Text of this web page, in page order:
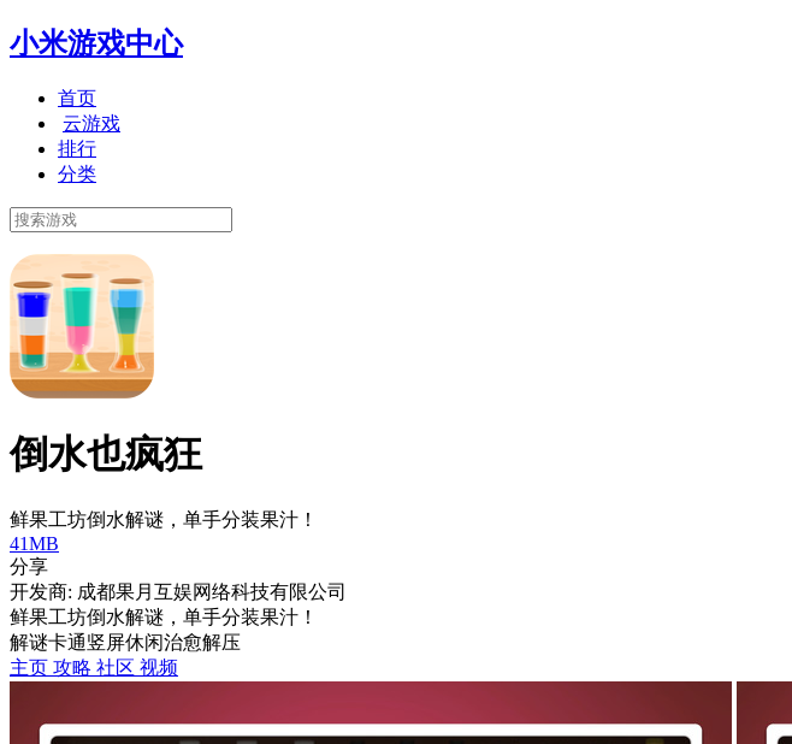
小米游戏中心
首页
云游戏
排行
分类
倒水也疯狂
鲜果工坊倒水解谜，单手分装果汁！
41MB
分享
开发商: 成都果月互娱网络科技有限公司
鲜果工坊倒水解谜，单手分装果汁！
解谜卡通竖屏休闲治愈解压
主页 攻略 社区 视频